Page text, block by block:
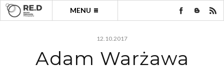
MENU
12.10.2017
Adam Warżawa